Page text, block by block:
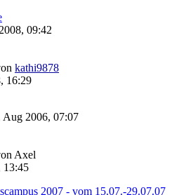
09:42
kathi9878
16:29
Aug 2006, 07:07
Axel
13:45
2007 - vom 15.07.-29.07.07